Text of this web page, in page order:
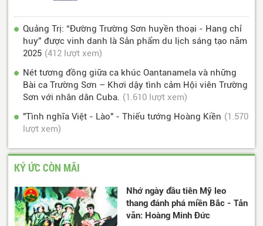
Quảng Trị: “Đường Trường Sơn huyền thoại - Hang chỉ
huy” được vinh danh là Sản phẩm du lịch sáng tạo năm
2025 (412 lượt xem)
Nét tương đồng giữa ca khúc Oantanamela và những
Bài ca Trường Sơn – Khơi dậy tình cảm Hội viên Trường
Sơn với nhân dân Cuba. (1.610 lượt xem)
"Tình nghĩa Việt - Lào" - Thiếu tướng Hoàng Kiền (1.570
lượt xem)
KÝ ỨC CÒN MÃI
Nhớ ngày đầu tiên Mỹ leo
thang đánh phá miền Bắc - Tản
văn: Hoàng Minh Đức